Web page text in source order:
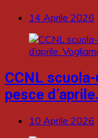
14 Aprile 2026
CCNL
pesce
10 Aprile 2026